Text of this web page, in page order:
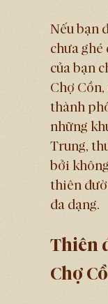
Nếu bạn
chưa
của bạn
Chợ
thành
những
Trung,
bởi
thiên
đa dạng.
Thiên
Chợ